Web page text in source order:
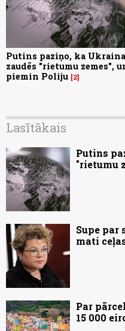
Putins paziņo, ka Ukraina
zaudēs "rietumu zemes",
piemin Poliju 2
Lasītākais
Putins
"rietumu
Supe
mati
Par
15 000